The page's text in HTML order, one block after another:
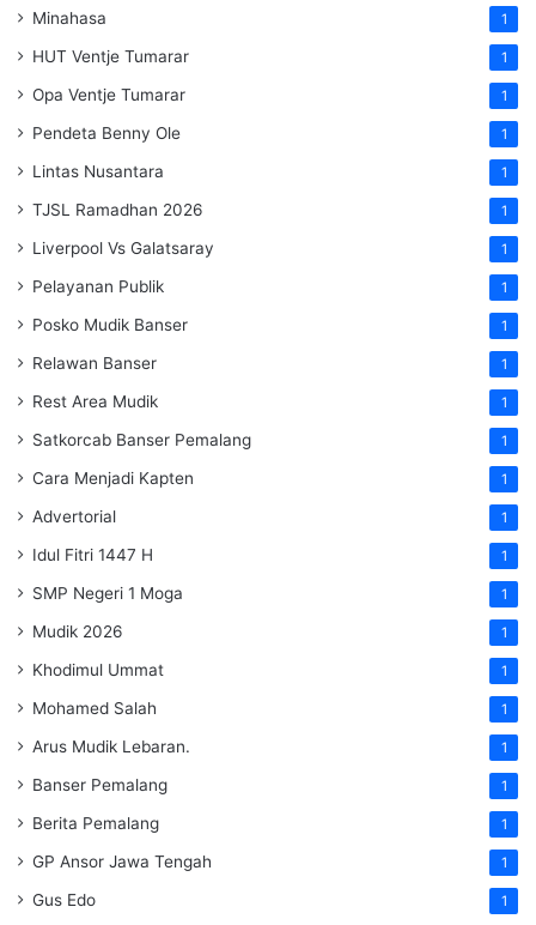
Minahasa 1
HUT Ventje Tumarar 1
Opa Ventje Tumarar 1
Pendeta Benny Ole 1
Lintas Nusantara 1
TJSL Ramadhan 2026 1
Liverpool Vs Galatsaray 1
Pelayanan Publik 1
Posko Mudik Banser 1
Relawan Banser 1
Rest Area Mudik 1
Satkorcab Banser Pemalang 1
Cara Menjadi Kapten 1
Advertorial 1
Idul Fitri 1447 H 1
SMP Negeri 1 Moga 1
Mudik 2026 1
Khodimul Ummat 1
Mohamed Salah 1
Arus Mudik Lebaran. 1
Banser Pemalang 1
Berita Pemalang 1
GP Ansor Jawa Tengah 1
Gus Edo 1